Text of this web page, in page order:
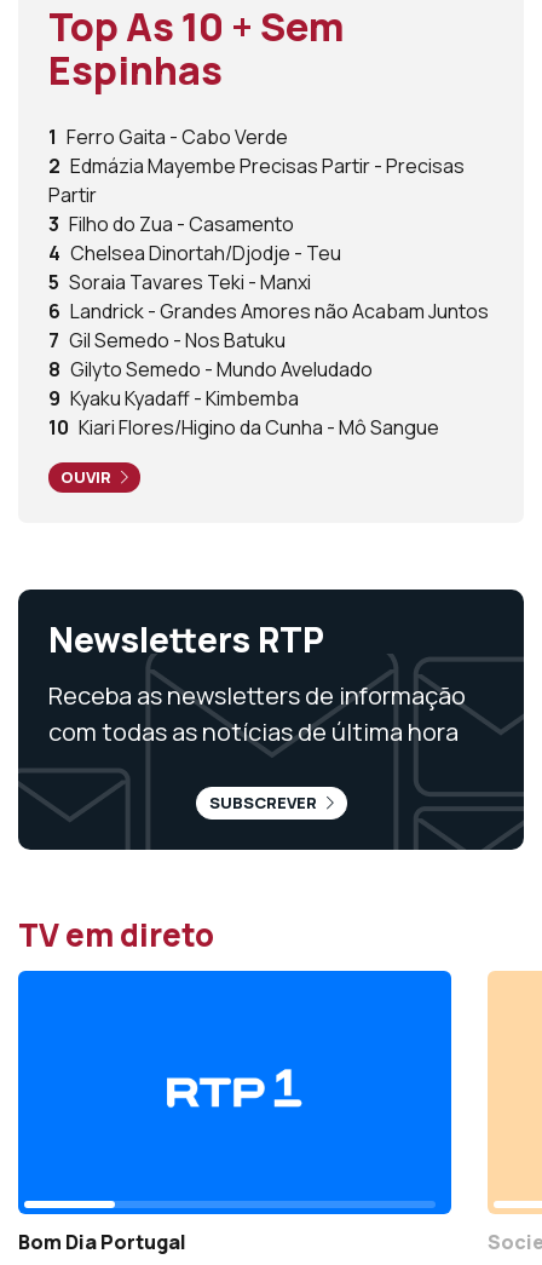
Top As 10 + Sem
Espinhas
1 Ferro Gaita - Cabo Verde
2 Edmázia Mayembe Precisas Partir - Precisas
Partir
3 Filho do Zua - Casamento
4 Chelsea Dinortah/Djodje - Teu
5 Soraia Tavares Teki - Manxi
6 Landrick - Grandes Amores não Acabam Juntos
7 Gil Semedo - Nos Batuku
8 Gilyto Semedo - Mundo Aveludado
9
Kyaku Kyadaff - Kimbemba
10 Kiari Flores/Higino da Cunha - Mô Sangue
Newsletters RTP
Receba as newsletters de informação
com todas as notícias de última hora
TV em direto